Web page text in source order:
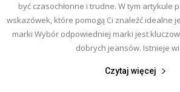
być czasochłonne i trudne. W tym artykule
wskazówek, które pomogą Ci znaleźć idealne
marki Wybór odpowiedniej marki jest
dobrych jeansów. Istnieje
Czytaj więcej